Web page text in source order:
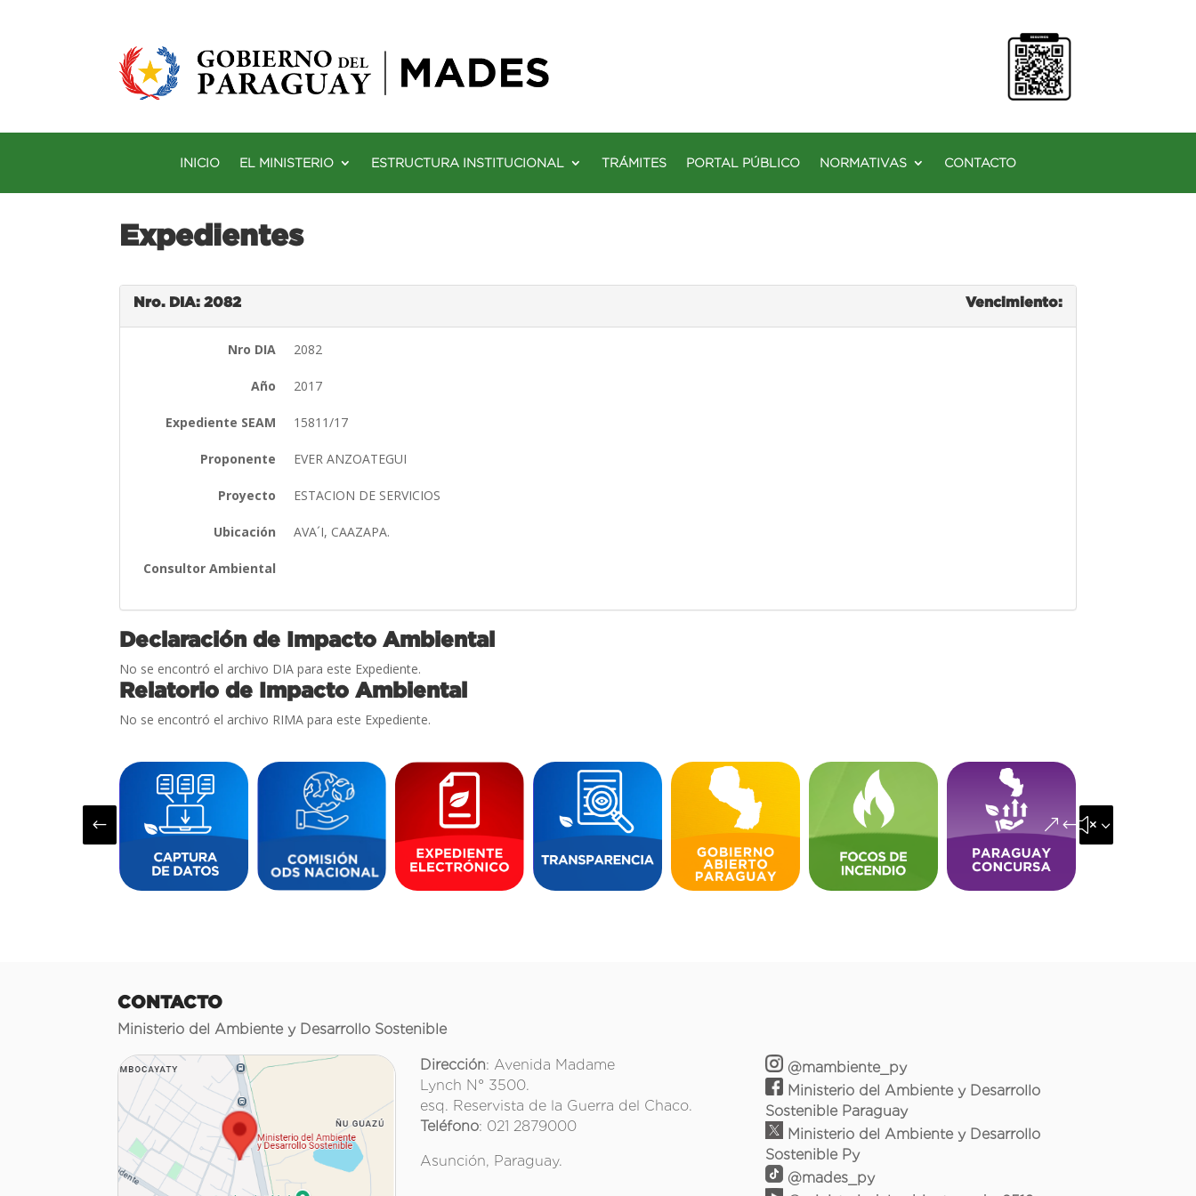
INICIO EL MINISTERIO ESTRUCTURA INSTITUCIONAL TRÁMITES PORTAL PÚBLICO NORMATIVAS CONTACTO
Expedientes
Nro. DIA: 2082 Vencimiento:
Nro DIA 2082
Año 2017
Expediente SEAM 15811/17
Proponente EVER ANZOATEGUI
Proyecto ESTACION DE SERVICIOS
Ubicación AVA´I, CAAZAPA.
Consultor Ambiental
Declaración de Impacto Ambiental
No se encontró el archivo DIA para este Expediente.
Relatorio de Impacto Ambiental
No se encontró el archivo RIMA para este Expediente.
# &#x35;
CONTACTO
Ministerio del Ambiente y Desarrollo Sostenible
Dirección: Avenida Madame
Lynch N° 3500.
esq. Reservista de la Guerra del Chaco.
Teléfono: 021 2879000
Asunción, Paraguay.
@mambiente_py
Ministerio del Ambiente y Desarrollo
Sostenible Paraguay
Ministerio del Ambiente y Desarrollo
Sostenible Py
@mades_py